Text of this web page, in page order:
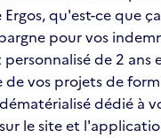
qu'est-ce que
pour vos
de 2
de vos projets de
dédié à
le site et